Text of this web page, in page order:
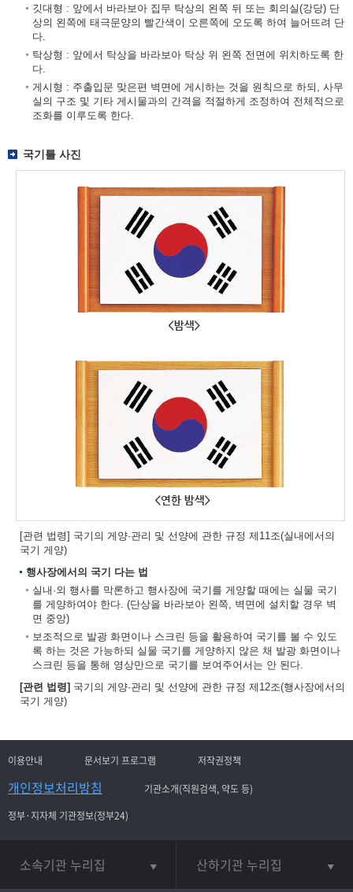
깃대형 : 앞에서 바라보아 집무 탁상의 왼쪽 뒤 또는 회의실(강당) 단
상의 왼쪽에 태극문양의 빨간색이 오른쪽에 오도록 하여 늘어뜨려 단
다.
탁상형 : 앞에서 탁상을 바라보아 탁상 위 왼쪽 전면에 위치하도록 한
다.
게시형 : 주출입문 맞은편 벽면에 게시하는 것을 원칙으로 하되, 사무
실의 구조 및 기타 게시물과의 간격을 적절하게 조정하여 전체적으로
조화를 이루도록 한다.
국기틀 사진
[관련 법령] 국기의 게양·관리 및 선양에 관한 규정 제11조(실내에서의
국기 게양)
행사장에서의 국기 다는 법
실내·외 행사를 막론하고 행사장에 국기를 게양할 때에는 실물 국기
를 게양하여야 한다. (단상을 바라보아 왼쪽, 벽면에 설치할 경우 벽
면 중앙)
보조적으로 발광 화면이나 스크린 등을 활용하여 국기를 볼 수 있도
록 하는 것은 가능하되 실물 국기를 게양하지 않은 채 발광 화면이나
스크린 등을 통해 영상만으로 국기를 보여주어서는 안 된다.
[관련 법령] 국기의 게양·관리 및 선양에 관한 규정 제12조(행사장에서의
국기 게양)
이용안내 문서보기 프로그램 저작권정책
개인정보처리방침
기관소개(직원검색, 약도 등)
정부·지자체 기관정보(정부24)
소속기관 누리집 산하기관 누리집